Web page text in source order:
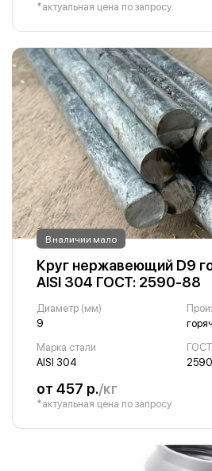
*актуальная цена по запросу
В наличии мало
Круг нержавеющий D9
AISI 304 ГОСТ: 2590-88
Диаметр (мм)
9
Марка стали
AISI 304
ГОСТ
от 457 р./кг
*актуальная цена по запросу